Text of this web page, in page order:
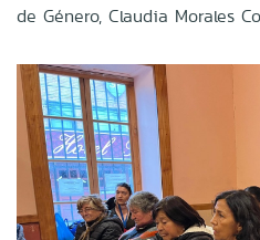
de Género, Claudia Morales